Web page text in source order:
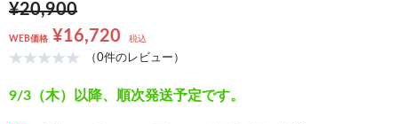
¥20,900
WEB価格 ¥16,720 税込
（0件のレビュー）
9/3（木）以降、順次発送予定です。